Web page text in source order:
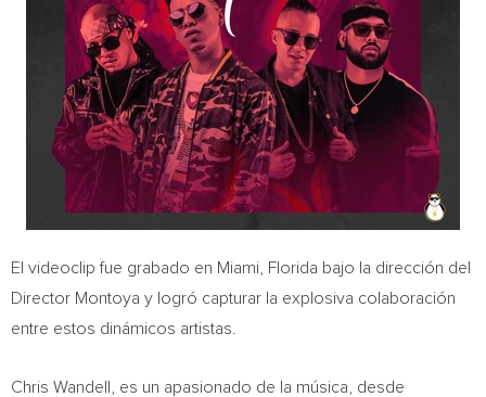
El videoclip fue grabado en Miami, Florida bajo la dirección del
Director Montoya y logró capturar la explosiva colaboración
entre estos dinámicos artistas.
Chris Wandell
, es un apasionado de la música, desde